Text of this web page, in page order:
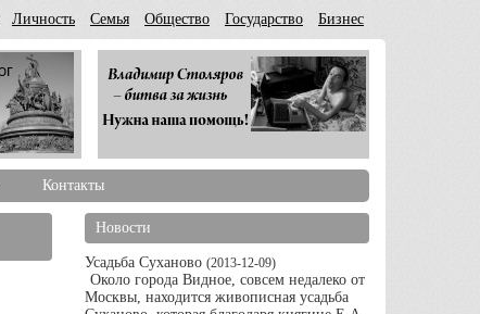
Личность Семья Общество Государство Бизнес
Контакты
Новости
Усадьба Суханово (2013-12-09)
Около города Видное, совсем недалеко от
Москвы, находится живописная усадьба